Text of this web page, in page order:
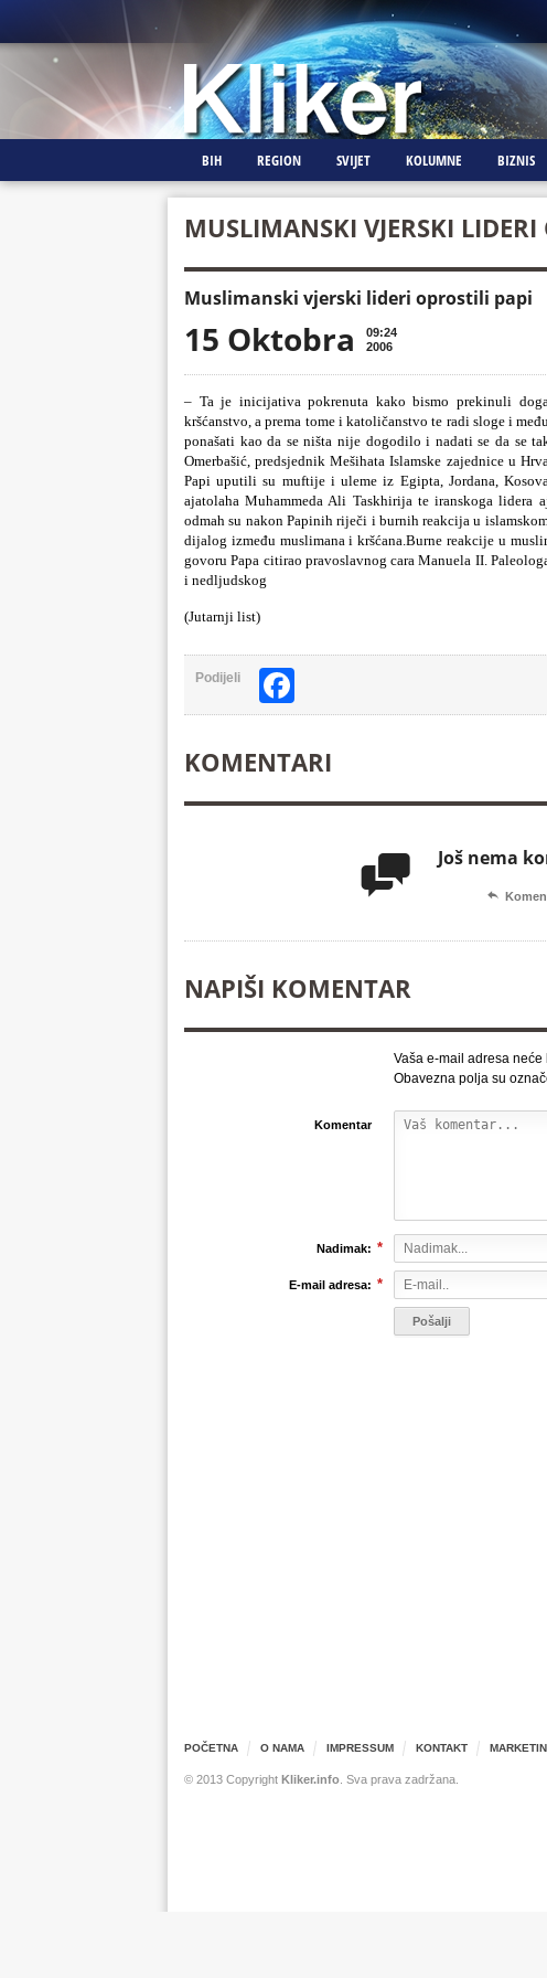
BIH REGION SVIJET KOLUMNE BIZNIS
MUSLIMANSKI VJERSKI
Muslimanski vjerski lideri oprostili papi
15 Oktobra
09:24
2006
– Ta je inicijativa pokrenuta kako bismo prekinuli
kršćanstvo, a prema tome i katoličanstvo te radi sloge i
ponašati kao da se ništa nije dogodilo i nadati se da se
Omerbašić, predsjednik Mešihata Islamske zajednice u
Papi uputili su muftije i uleme iz Egipta, Jordana,
ajatolaha Muhammeda Ali Taskhirija te iranskoga
odmah su nakon Papinih riječi i burnih reakcija u
dijalog između muslimana i kršćana.Burne reakcije u
govoru Papa citirao pravoslavnog cara Manuela II.
i nedljudskog
(Jutarnji list)
Podijeli
KOMENTARI
 Još nema

NAPIŠI KOMENTAR
Vaša e-mail adresa
Obavezna polja su
Komentar
Nadimak: *
E-mail adresa: *
POČETNA O NAMA IMPRESSUM KONTAKT
© 2013 Copyright Kliker.info. Sva prava zadržana.